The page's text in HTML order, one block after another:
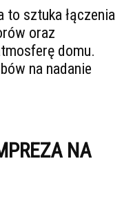
to sztuka łączenia
oraz
domu.
na nadanie
NA